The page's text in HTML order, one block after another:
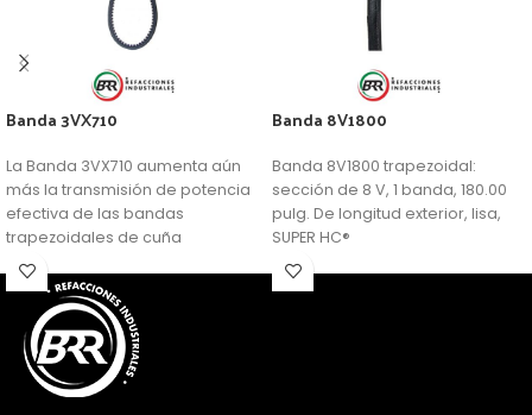
Banda 3VX710
La Banda 3VX710 aumenta aún
más la transmisión de potencia
efectiva de las bandas
trapezoidales de cuña
profunda.
Banda 8V1800
Banda 8V1800 trapezoidal:
sección de 8 V, 1 banda, 180.00
pulg. De longitud exterior, lisa,
SUPER HC®